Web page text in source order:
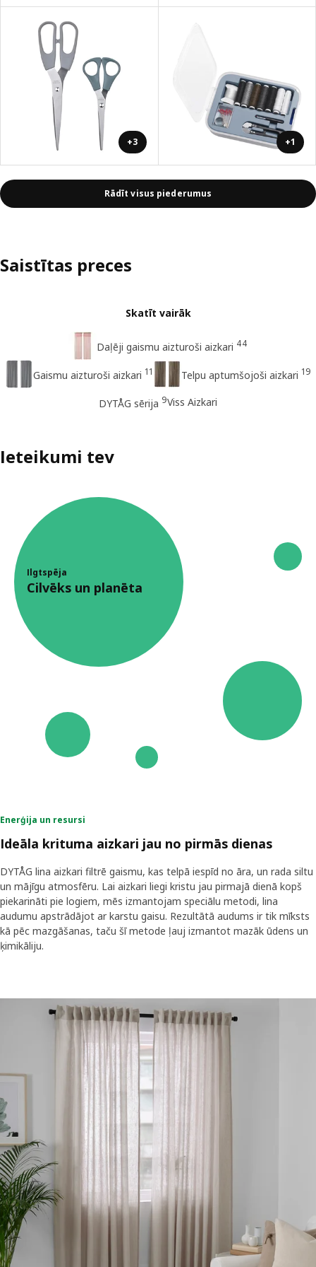
+3 +1
Rādīt visus piederumus
Saistītas preces
Skatīt vairāk
Daļēji gaismu aizturoši aizkari 44
Gaismu aizturoši aizkari 11 Telpu aptumšojoši aizkari 19
DYTÅG sērija 9Viss Aizkari
Ieteikumi tev
Ilgtspēja
Cilvēks un planēta
Enerģija un resursi
Ideāla krituma aizkari jau no pirmās dienas
DYTÅG lina aizkari filtrē gaismu, kas telpā iespīd no āra, un rada siltu
un mājīgu atmosfēru. Lai aizkari liegi kristu jau pirmajā dienā kopš
piekarināti pie logiem, mēs izmantojam speciālu metodi, lina
audumu apstrādājot ar karstu gaisu. Rezultātā audums ir tik mīksts
kā pēc mazgāšanas, taču šī metode ļauj izmantot mazāk ūdens un
ķimikāliju.